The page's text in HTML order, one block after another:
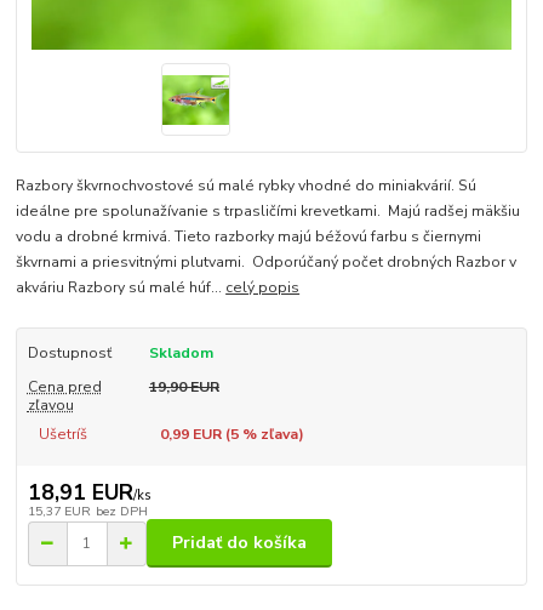
Razbory škvrnochvostové sú malé rybky vhodné do miniakvárií. Sú
ideálne pre spolunažívanie s trpasličími krevetkami. Majú radšej mäkšiu
vodu a drobné krmivá. Tieto razborky majú béžovú farbu s čiernymi
škvrnami a priesvitnými plutvami. Odporúčaný počet drobných Razbor v
akváriu Razbory sú malé húf... celý popis
Dostupnosť
Skladom
Cena pred
zľavou
19,90 EUR
Ušetríš 0,99 EUR (5% zľava)
18,91 EUR/ks
15,37 EUR bez DPH
Pridať do košíka